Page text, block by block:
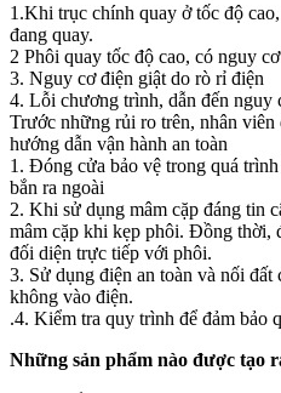
1.Khi trục chính quay ở tốc độ
đang quay.
2 Phôi quay tốc độ cao, có nguy
3. Nguy cơ điện giật do rò rỉ điện
4. Lỗi chương trình, dẫn đến nguy
Trước những rủi ro trên, nhân viên
hướng dẫn vận hành an toàn
1. Đóng cửa bảo vệ trong quá
bắn ra ngoài
2. Khi sử dụng mâm cặp đáng tin
mâm cặp khi kẹp phôi. Đồng thời,
đối diện trực tiếp với phôi.
3. Sử dụng điện an toàn và nối
không vào điện.
.4. Kiểm tra quy trình để đảm
Những sản phẩm nào được tạo